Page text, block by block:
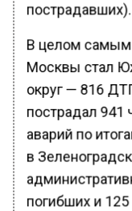
пострадавших).
В целом самым
Москвы стал
округ — 816
пострадал 941
аварий по
в
погибших и